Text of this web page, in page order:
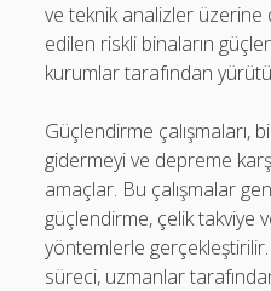
ve teknik analizler üzerine
edilen riskli binaların
kurumlar tarafından
Güçlendirme çalışmaları,
gidermeyi ve depreme karşı
amaçlar. Bu çalışmalar
güçlendirme, çelik takviye
yöntemlerle
süreci, uzmanlar